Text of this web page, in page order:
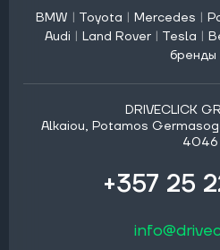
BMW | Toyota | Mercedes |
Audi | Land Rover | Tesla |
DRIVECLICK
Alkaiou, Potamos
4046
+357 25